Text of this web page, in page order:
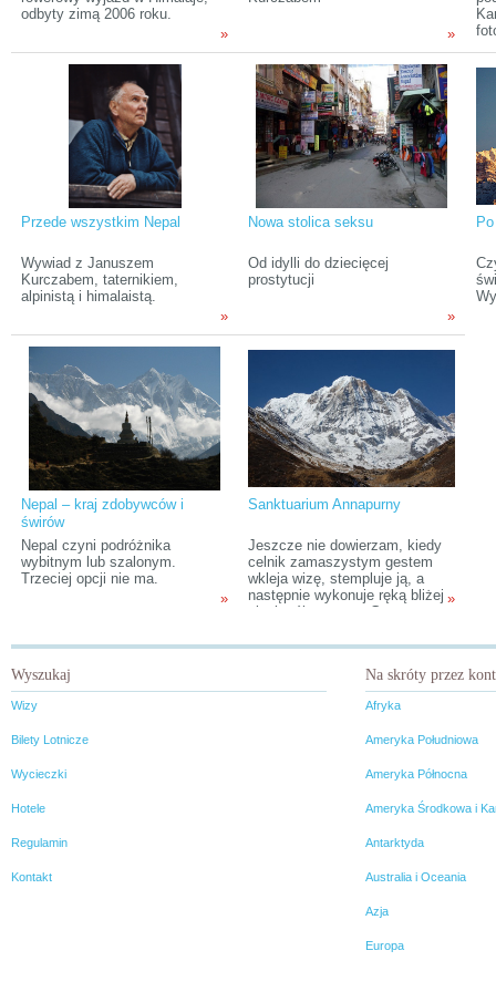
odbyty zimą 2006 roku.
»
»
Przede wszystkim Nepal
Wywiad z Januszem
Kurczabem, taternikiem,
alpinistą i himalaistą.
»
Nowa stolica seksu
Od idylli do dziecięcej
prostytucji
»
Nepal – kraj zdobywców i
świrów
Nepal czyni podróżnika
wybitnym lub szalonym.
Trzeciej opcji nie ma.
»
Sanktuarium Annapurny
Jeszcze nie dowierzam, kiedy
celnik zamaszystym gestem
wkleja wizę, stempluje ją, a
następnie wykonuje ręką bliżej
nieokreślony gest. Gest
tam udajemy się, by
dla nas nierealny plan trekkingu
do bazy wypadowej na
»
Wyszukaj
Wizy
Bilety Lotnicze
Wycieczki
Hotele
Regulamin
Kontakt
Na skróty przez
Afryka
Ameryka Południowa
Ameryka Północna
Ameryka Środkowa i
Antarktyda
Australia i Oceania
Azja
Europa